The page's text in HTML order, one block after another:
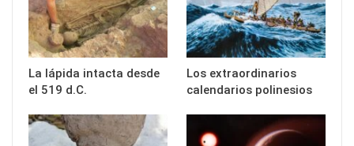
La lápida intacta desde
el 519 d.C.
Los extraordinarios
calendarios polinesios